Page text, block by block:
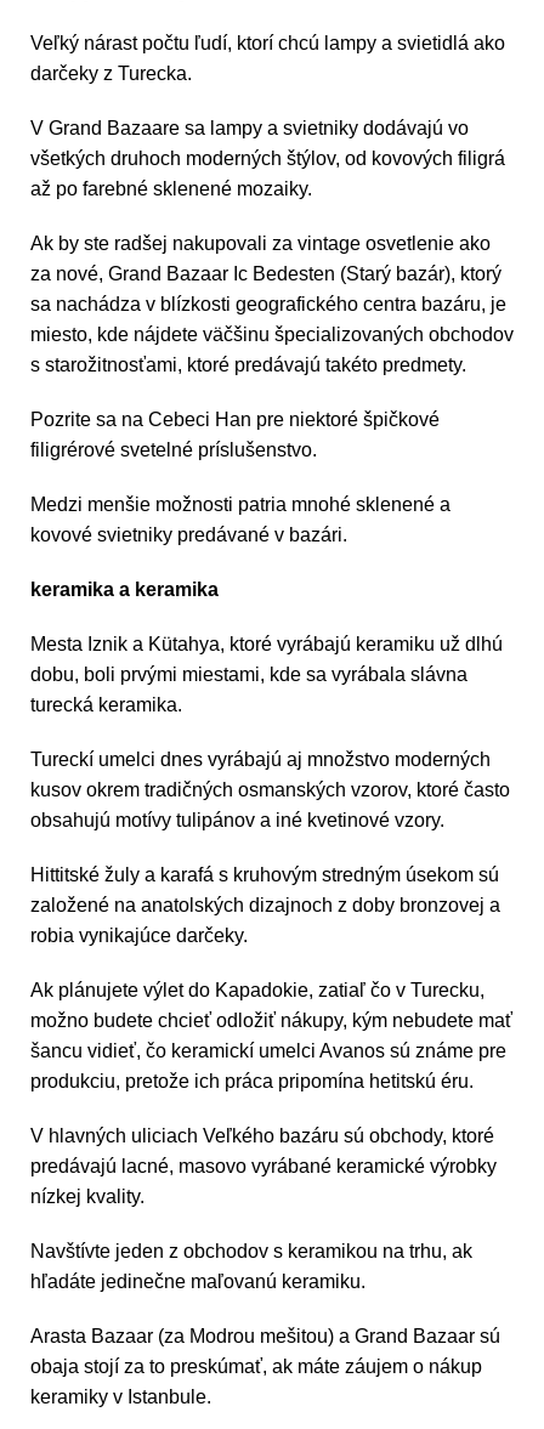
Veľký nárast počtu ľudí, ktorí chcú lampy a svietidlá ako
darčeky z Turecka.
V Grand Bazaare sa lampy a svietniky dodávajú vo
všetkých druhoch moderných štýlov, od kovových filigrá
až po farebné sklenené mozaiky.
Ak by ste radšej nakupovali za vintage osvetlenie ako
za nové, Grand Bazaar Ic Bedesten (Starý bazár), ktorý
sa nachádza v blízkosti geografického centra bazáru, je
miesto, kde nájdete väčšinu špecializovaných obchodov
s starožitnosťami, ktoré predávajú takéto predmety.
Pozrite sa na Cebeci Han pre niektoré špičkové
filigrérové svetelné príslušenstvo.
Medzi menšie možnosti patria mnohé sklenené a
kovové svietniky predávané v bazári.
keramika a keramika
Mesta Iznik a Kütahya, ktoré vyrábajú keramiku už dlhú
dobu, boli prvými miestami, kde sa vyrábala slávna
turecká keramika.
Tureckí umelci dnes vyrábajú aj množstvo moderných
kusov okrem tradičných osmanských vzorov, ktoré často
obsahujú motívy tulipánov a iné kvetinové vzory.
Hittitské žuly a karafá s kruhovým stredným úsekom sú
založené na anatolských dizajnoch z doby bronzovej a
robia vynikajúce darčeky.
Ak plánujete výlet do Kapadokie, zatiaľ čo v Turecku,
možno budete chcieť odložiť nákupy, kým nebudete mať
šancu vidieť, čo keramickí umelci Avanos sú známe pre
produkciu, pretože ich práca pripomína hetitskú éru.
V hlavných uliciach Veľkého bazáru sú obchody, ktoré
predávajú lacné, masovo vyrábané keramické výrobky
nízkej kvality.
Navštívte jeden z obchodov s keramikou na trhu, ak
hľadáte jedinečne maľovanú keramiku.
Arasta Bazaar (za Modrou mešitou) a Grand Bazaar sú
obaja stojí za to preskúmať, ak máte záujem o nákup
keramiky v Istanbule.